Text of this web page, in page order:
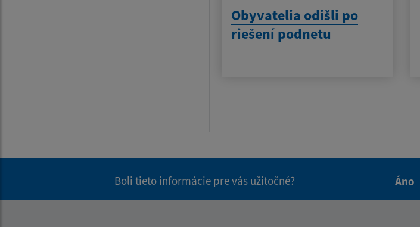
Obyvatelia odišli po
riešení podnetu
Boli tieto informácie pre vás užitočné?
Áno